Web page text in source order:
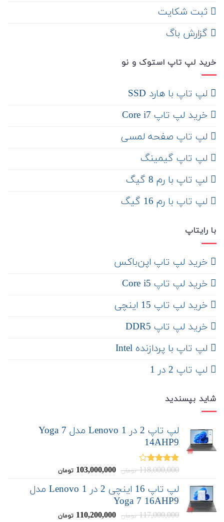
ثبت شکایت
‌ گزارش باگ
خرید لپ تاپ استوک و نو
لپ تاپ با هارد SSD
خرید لپ تاپ Core i7
لپ تاپ صفحه لمسی
لپ تاپ گیمینگ
لپ تاپ با رم 8 گیگ
لپ تاپ با رم 16 گیگ
با رایتاپ
‌ خرید لپ تاپ اپن‌باکس
خرید لپ تاپ Core i5
‌‌ خرید لپ تاپ 15 اینچی
خرید لپ تاپ DDR5
لپ تاپ با پردازنده Intel
لپ تاپ 2 در 1
شاید بپسندید
لپ تاپ 2 در 1 Lenovo مدل Yoga 7
14AHP9
نمره
118,000,000 تومان
قیمت
118,000,000
تومان
بود.
103,000,000 تومانقیمت
103,000,000
لپ تاپ 16 اینچی 2 در 1 Lenovo مدل
Yoga 7 16AHP9
117,000,000 تومان
قیمت
110,200,000 تومانقیمت